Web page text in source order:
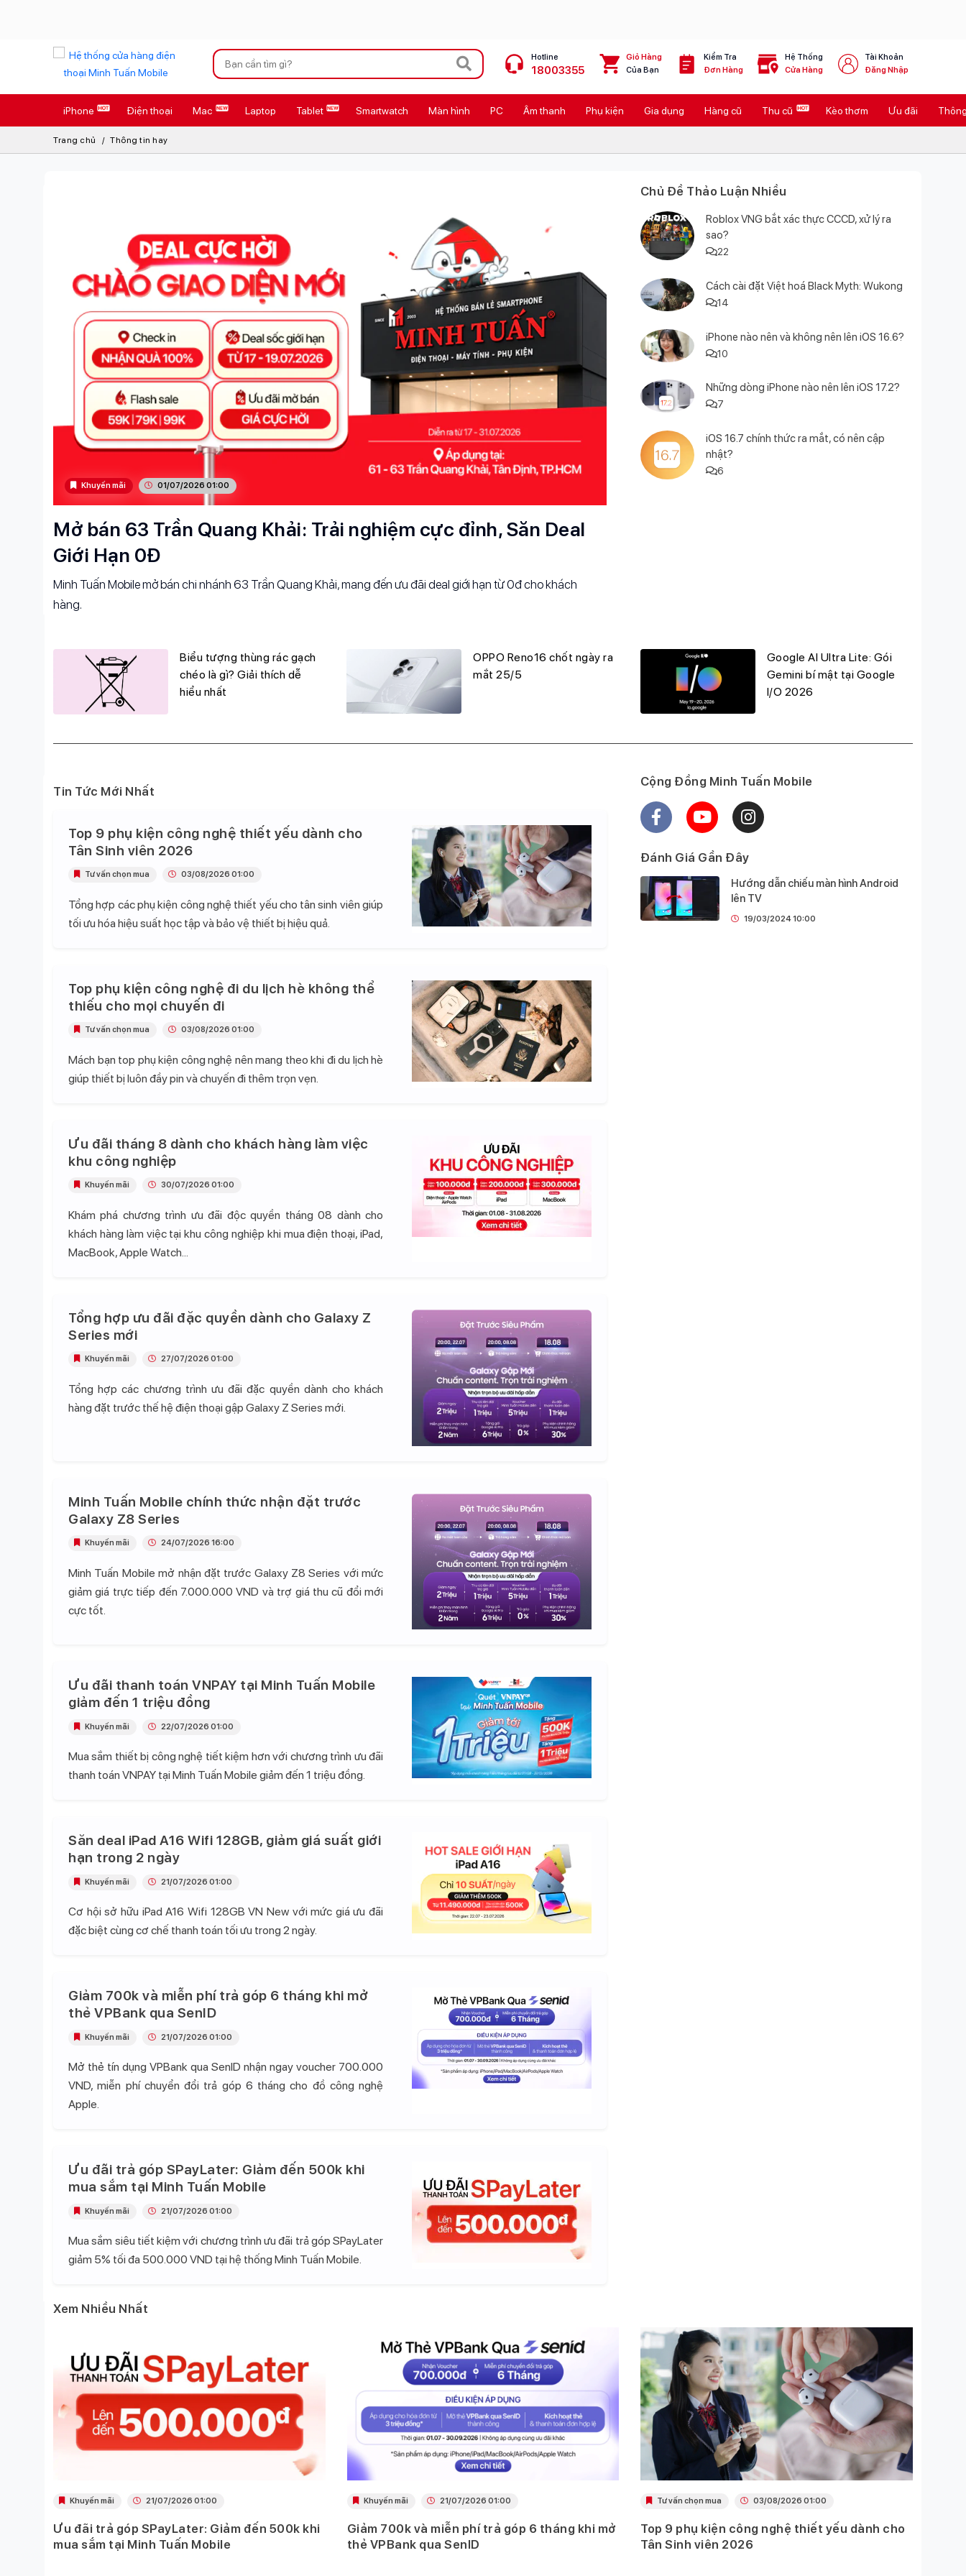
Xu hướng tìm kiếm
iPhone 17 Pro Max
AirTag 2 Mới Galaxy Z8 Series
Osmo Pocket 4 Ốp lưng Apple
Loa Marshall Cốc sạc Apple
Hotline
18003355
Giỏ Hàng
Của Bạn
Kiểm Tra
Đơn Hàng
Hệ Thống
Cửa Hàng
Tài Khoản
Đăng Nhập
iPhone Điện thoại Mac Laptop Tablet Smartwatch Màn hình PC Âm thanh Phụ kiện Gia dụng Hàng cũ Thu cũ Kèo thơm Ưu đãi
Trang chủ Thông tin hay
Khuyến mãi 01/07/2026 01:00
Mở bán 63 Trần Quang Khải: Trải nghiệm cực đỉnh, Săn Deal
Giới Hạn 0Đ
Minh Tuấn Mobile mở bán chi nhánh 63 Trần Quang Khải, mang đến ưu đãi deal giới hạn từ 0đ cho khách
hàng.
Chủ Đề Thảo Luận Nhiều
Roblox VNG bắt xác thực CCCD, xử lý ra
sao?
22
Cách cài đặt Việt hoá Black Myth: Wukong
14
iPhone nào nên và không nên lên iOS 16.6?
10
Những dòng iPhone nào nên lên iOS 17.2?
7
iOS 16.7 chính thức ra mắt, có nên cập
nhật?
6
Biểu tượng thùng rác gạch
chéo là gì? Giải thích dễ
hiểu nhất
OPPO Reno16 chốt ngày ra
mắt 25/5
Google AI Ultra Lite: Gói
Gemini bí mật tại Google
I/O 2026
Tin Tức Mới Nhất
Top 9 phụ kiện công nghệ thiết yếu dành cho
Tân Sinh viên 2026
Tổng hợp các phụ kiện công nghệ thiết yếu cho tân sinh viên giúp
tối ưu hóa hiệu suất học tập và bảo vệ thiết bị hiệu quả.
Tư vấn chọn mua 03/08/2026 01:00
Top phụ kiện công nghệ đi du lịch hè không thể
thiếu cho mọi chuyến đi
Mách bạn top phụ kiện công nghệ nên mang theo khi đi du lịch hè
giúp thiết bị luôn đầy pin và chuyến đi thêm trọn vẹn.
Tư vấn chọn mua 03/08/2026 01:00
Ưu đãi tháng 8 dành cho khách hàng làm việc
khu công nghiệp
Khám phá chương trình ưu đãi độc quyền tháng 08 dành cho
khách hàng làm việc tại khu công nghiệp khi mua điện thoại, iPad,
MacBook, Apple Watch...
Khuyến mãi 30/07/2026 01:00
Tổng hợp ưu đãi đặc quyền dành cho Galaxy Z
Series mới
Tổng hợp các chương trình ưu đãi đặc quyền dành cho khách
hàng đặt trước thế hệ điện thoại gập Galaxy Z Series mới.
Khuyến mãi 27/07/2026 01:00
Minh Tuấn Mobile chính thức nhận đặt trước
Galaxy Z8 Series
Minh Tuấn Mobile mở nhận đặt trước Galaxy Z8 Series với mức
giảm giá trực tiếp đến 7.000.000 VND và trợ giá thu cũ đổi mới
cực tốt.
Khuyến mãi 24/07/2026 16:00
Ưu đãi thanh toán VNPAY tại Minh Tuấn Mobile
giảm đến 1 triệu đồng
Mua sắm thiết bị công nghệ tiết kiệm hơn với chương trình ưu đãi
thanh toán VNPAY tại Minh Tuấn Mobile giảm đến 1 triệu đồng.
Khuyến mãi 22/07/2026 01:00
Săn deal iPad A16 Wifi 128GB, giảm giá suất giới
hạn trong 2 ngày
Cơ hội sở hữu iPad A16 Wifi 128GB VN New với mức giá ưu đãi
đặc biệt cùng cơ chế thanh toán tối ưu trong 2 ngày.
Khuyến mãi 21/07/2026 01:00
Giảm 700k và miễn phí trả góp 6 tháng khi mở
thẻ VPBank qua SenID
Mở thẻ tín dụng VPBank qua SenID nhận ngay voucher 700.000
VND, miễn phí chuyển đổi trả góp 6 tháng cho đồ công nghệ
Apple.
Khuyến mãi 21/07/2026 01:00
Ưu đãi trả góp SPayLater: Giảm đến 500k khi
mua sắm tại Minh Tuấn Mobile
Mua sắm siêu tiết kiệm với chương trình ưu đãi trả góp SPayLater
giảm 5% tối đa 500.000 VND tại hệ thống Minh Tuấn Mobile.
Khuyến mãi 21/07/2026 01:00
Cộng Đồng Minh Tuấn Mobile
Đánh Giá Gần Đây
19/03/2024 10:00
Hướng dẫn chiếu màn hình Android
lên TV
Xem Nhiều Nhất
Khuyến mãi 21/07/2026 01:00
Ưu đãi trả góp SPayLater: Giảm đến 500k khi
mua sắm tại Minh Tuấn Mobile
Khuyến mãi 21/07/2026 01:00
Giảm 700k và miễn phí trả góp 6 tháng khi mở
thẻ VPBank qua SenID
Tư vấn chọn mua 03/08/2026 01:00
Top 9 phụ kiện công nghệ thiết yếu dành cho
Tân Sinh viên 2026